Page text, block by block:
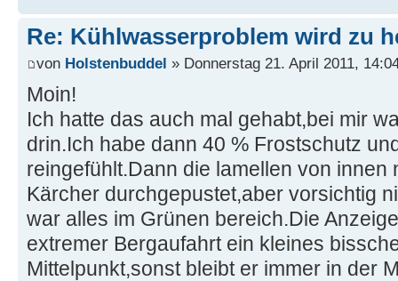
Re: Kühlwasserproblem wird zu
von Holstenbuddel » Donnerstag 21. April 2011,
Moin!
Ich hatte das auch mal gehabt,bei mir
drin.Ich habe dann 40 % Frostschutz
reingefühlt.Dann die lamellen von innen
Kärcher durchgepustet,aber vorsichtig
war alles im Grünen bereich.Die
extremer Bergaufahrt ein kleines
Mittelpunkt,sonst bleibt er immer in der